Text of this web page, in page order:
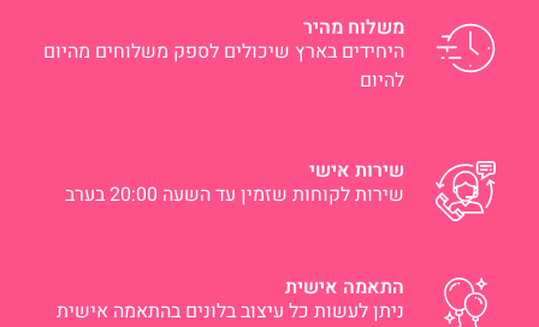
משלוח מהיר
היחידים בארץ שיכולים לספק משלוחים מהיום
להיום
שירות אישי
שירות לקוחות שזמין עד השעה 20:00 בערב
התאמה אישית
ניתן לעשות כל עיצוב בלונים בהתאמה אישית